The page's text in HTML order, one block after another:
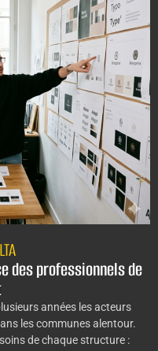
des professionnels de
années les acteurs
les communes alentour.
de chaque structure :